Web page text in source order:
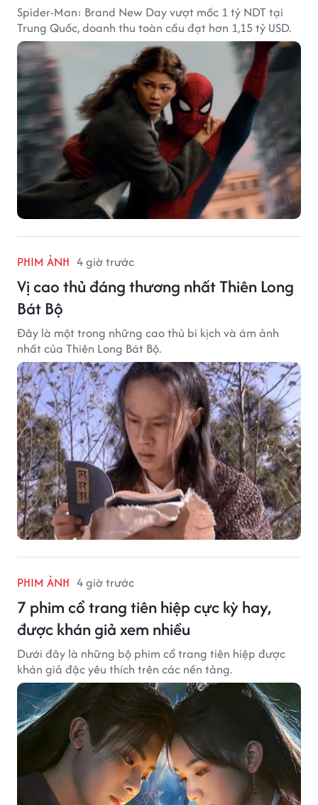
Spider-Man: Brand New Day vượt mốc 1 tỷ NDT tại
Trung Quốc, doanh thu toàn cầu đạt hơn 1,15 tỷ USD.
PHIM ẢNH 4 giờ trước
Vị cao thủ đáng thương nhất Thiên Long
Bát Bộ
Đây là một trong những cao thủ bi kịch và ám ảnh
nhất của Thiên Long Bát Bộ.
PHIM ẢNH 4 giờ trước
7 phim cổ trang tiên hiệp cực kỳ hay,
được khán giả xem nhiều
Dưới đây là những bộ phim cổ trang tiên hiệp được
khán giả đặc yêu thích trên các nền tảng.